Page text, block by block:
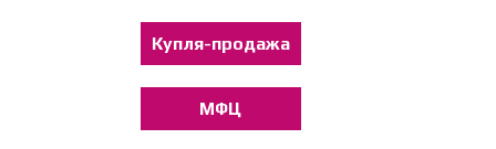
Купля-продажа
МФЦ